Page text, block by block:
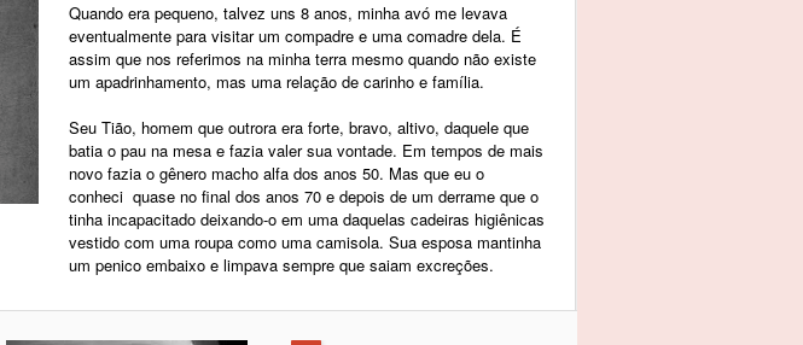
Quando era pequeno, talvez uns 8 anos, minha avó me levava
eventualmente para visitar um compadre e uma comadre dela. É
assim que nos referimos na minha terra mesmo quando não existe
um apadrinhamento, mas uma relação de carinho e família.
Seu Tião, homem que outrora era forte, bravo, altivo, daquele que
batia o pau na mesa e fazia valer sua vontade. Em tempos de mais
novo fazia o gênero macho alfa dos anos 50. Mas que eu o
conheci quase no final dos anos 70 e depois de um derrame que o
tinha incapacitado deixando-o em uma daquelas cadeiras higiênicas
vestido com uma roupa como uma camisola. Sua esposa mantinha
um penico embaixo e limpava sempre que saiam excreções.